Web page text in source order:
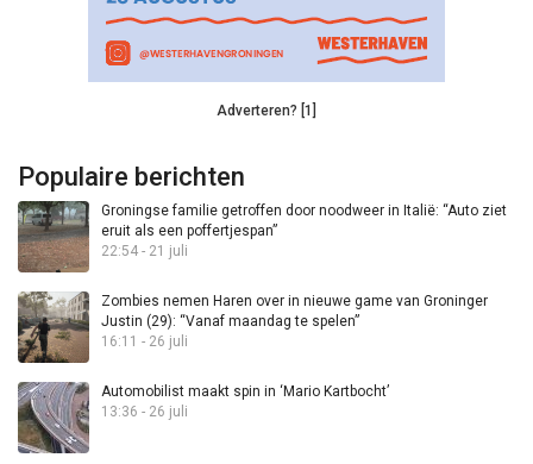
Adverteren? [1]
Populaire berichten
Groningse familie getroffen door noodweer in Italië: “Auto ziet
eruit als een poffertjespan”
22:54 - 21 juli
Zombies nemen Haren over in nieuwe game van Groninger
Justin (29): “Vanaf maandag te spelen”
16:11 - 26 juli
Automobilist maakt spin in ‘Mario Kartbocht’
13:36 - 26 juli